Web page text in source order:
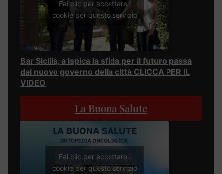
Fai clic per accettare i
cookie per questo servizio
Bar Sicilia, a Ispica la sfida per il futuro passa
dal nuovo governo della città CLICCA PER IL
VIDEO
La Buona Salute
Fai clic per accettare i
cookie per questo servizio